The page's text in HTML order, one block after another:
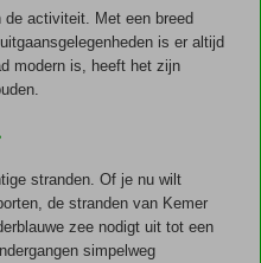
activiteit. Met een breed
is er altijd
modern is, heeft het zijn
stranden. Of je nu wilt
de stranden van Kemer
zee nodigt uit tot een
simpelweg